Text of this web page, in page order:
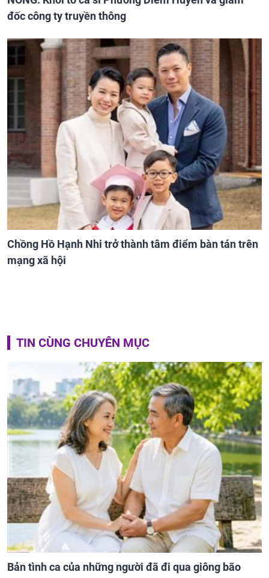
đốc công ty truyền thông
Chồng Hồ Hạnh Nhi trở thành tâm điểm bàn tán trên
mạng xã hội
TIN CÙNG CHUYÊN MỤC
Bản tình ca của những người đã đi qua giông bão